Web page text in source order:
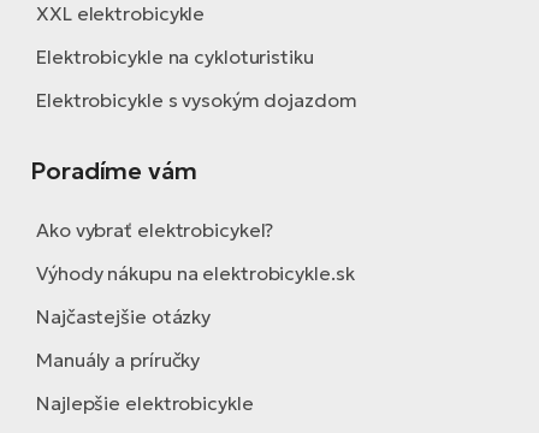
XXL elektrobicykle
Elektrobicykle na cykloturistiku
Elektrobicykle s vysokým dojazdom
Poradíme vám
Ako vybrať elektrobicykel?
Výhody nákupu na elektrobicykle.sk
Najčastejšie otázky
Manuály a príručky
Najlepšie elektrobicykle